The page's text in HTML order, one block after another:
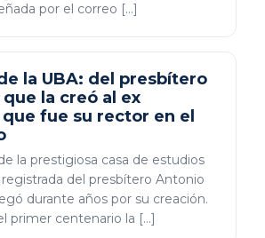
por el correo […]
la UBA: del presbítero
la creó al ex
fue su rector en el
la prestigiosa casa de estudios
del presbítero Antonio
durante años por su creación.
primer centenario la […]